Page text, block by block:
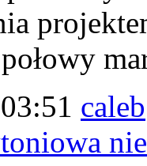
caleb
nie